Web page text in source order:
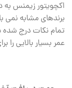
اکچویتور زیمنس به
برندهای مشابه نمی
تمام نکات درج
عمر بسیار بالایی را